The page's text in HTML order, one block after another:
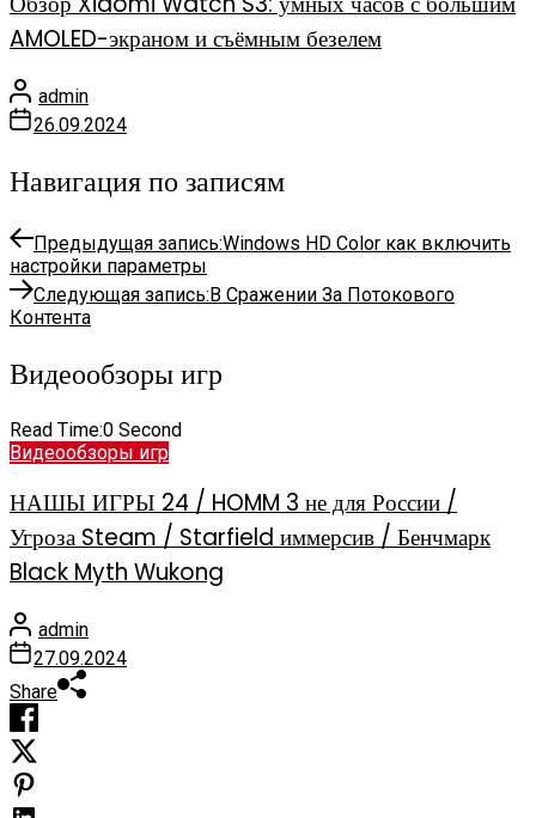
AMOLED-экраном и съёмным безелем
admin
26.09.2024
Навигация по записям
Предыдущая запись:Windows HD Color как включить
настройки параметры
Следующая запись:В Сражении За Потокового
Контента
Видеообзоры игр
Read Time:0 Second
Видеообзоры игр
НАШЫ ИГРЫ 24 / HOMM 3 не для России /
Угроза Steam / Starfield иммерсив / Бенчмарк
Black Myth Wukong
admin
27.09.2024
Share